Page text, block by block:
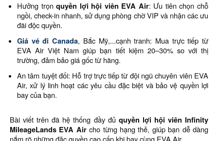
Hưởng trọnquyền lợi hội viên EVA Air: Ưu tiên chọn chỗ
ngồi, check-in nhanh, sử dụng phòng chờ VIP và nhận các ưu
đãi độc quyền.
Giá vé đi Canada, Bắc Mỹ,...cạnh tranh: Mua trực tiếp từ
EVA Air Việt Nam giúp bạn tiết kiệm 20–30% so với thị
trường, đảm bảo giá gốc từ hãng.
An tâm tuyệt đối: Hỗ trợ trực tiếp từ đội ngũ chuyên viên EVA
Air, xử lý linh hoạt các yêu cầu đặc biệt và bảo vệ quyền lợi
bay của bạn.
Bài viết trên đã hệ thống đầy đủ quyền lợi hội viên Infinity
MileageLands EVA Aircho từng hạng thẻ, giúp bạn dễ dàng
nắm rõ những đặc quyền cao cấp khi bay cùng EVA Air.